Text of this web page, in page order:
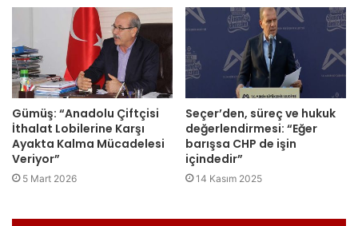
Gümüş: “Anadolu Çiftçisi
İthalat Lobilerine Karşı
Ayakta Kalma Mücadelesi
Veriyor”
5 Mart 2026
Seçer’den, süreç ve hukuk
değerlendirmesi: “Eğer
barışsa CHP de işin
içindedir”
14 Kasım 2025